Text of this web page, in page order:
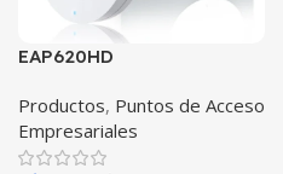
EAP620HD
Productos, Puntos de Acceso
Empresariales